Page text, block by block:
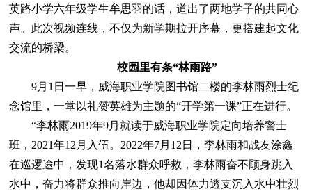
英路小学六年级学生牟思羽的话，道出了两地学子的共同心
声。此次视频连线，不仅为新学期拉开序幕，更搭建起文化
交流的桥梁。
校园里有条“林雨路”
9月1日一早，威海职业学院图书馆二楼的李林雨烈士纪
念馆里，一堂以礼赞英雄为主题的“开学第一课”正在进行。
“李林雨2019年9月就读于威海职业学院定向培养警士
班，2021年12月入伍。2022年7月12日，李林雨和战友涂鑫
在巡逻途中，发现1名落水群众呼救，李林雨奋不顾身跳入
水中，奋力将群众推向岸边，他却因体力透支沉入水中壮烈